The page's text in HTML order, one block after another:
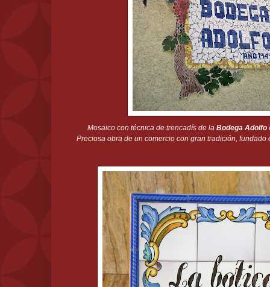
Mosaico con técnica de trencadís de la Bodega Adolfo
Preciosa obra de un comercio con gran tradición, fundado